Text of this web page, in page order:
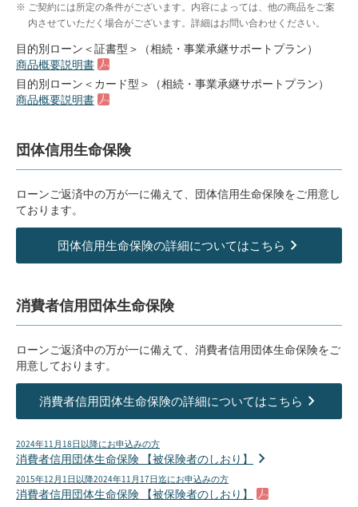
ご契約には所定の条件がございます。内容によっては、他の商品をご案
内させていただく場合がございます。詳細はお問い合わせください。
目的別ローン＜証書型＞（相続・事業承継サポートプラン）
商品概要説明書
目的別ローン＜カード型＞（相続・事業承継サポートプラン）
商品概要説明書
団体信用生命保険
ローンご返済中の万が一に備えて、団体信用生命保険をご用意し
ております。
団体信用生命保険の詳細についてはこちら
消費者信用団体生命保険
ローンご返済中の万が一に備えて、消費者信用団体生命保険をご
用意しております。
消費者信用団体生命保険の詳細についてはこちら
2024年11月18日以降にお申込みの方
消費者信用団体生命保険 【被保険者のしおり】
2015年12月1日以降2024年11月17日迄にお申込みの方
消費者信用団体生命保険 【被保険者のしおり】